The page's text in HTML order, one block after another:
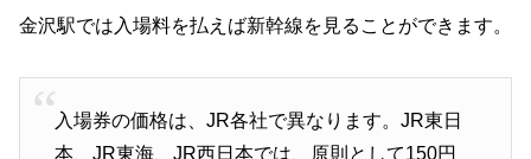
金沢駅では入場料を払えば新幹線を見ることができます。
入場券の価格は、JR各社で異なります。JR東日
本、JR東海、JR西日本では、原則として150円